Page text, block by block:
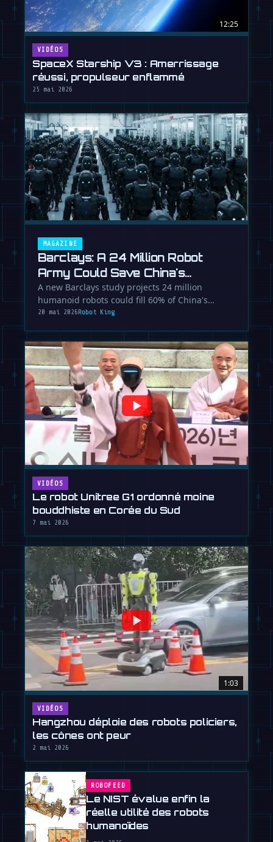
12:25
VIDÉOS
SpaceX Starship V3 : Amerrissage
réussi, propulseur enflammé
25 mai 2026
MAGAZINE
Barclays: A 24 Million Robot
Army Could Save China's
Economy
A new Barclays study projects 24 million
humanoid robots could fill 60% of China's
looming labor gap by 2035, reshaping …
20 mai 2026Robot King
VIDÉOS
Le robot Unitree G1 ordonné moine
bouddhiste en Corée du Sud
7 mai 2026
1:03
VIDÉOS
Hangzhou déploie des robots policiers,
les cônes ont peur
2 mai 2026
ROBOFEED
Le NIST évalue enfin la
réelle utilité des robots
humanoïdes